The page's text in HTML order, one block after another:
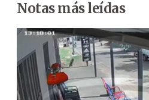
Notas más leídas